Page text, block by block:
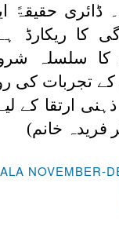
ڈائری
کا ریکارڈ
کا سلسلہ
کے تجربات کی
ارتقا کے
فریدہ خانم)
NOVEMBER-